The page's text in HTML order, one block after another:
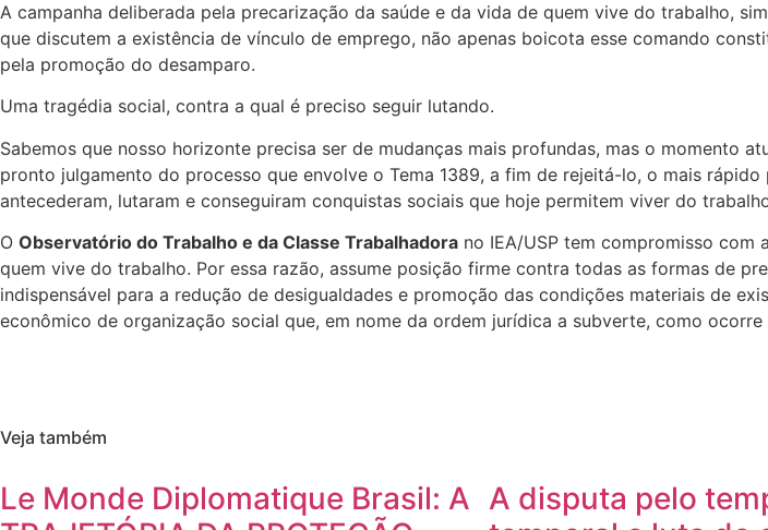
A campanha deliberada pela precarização da saúde e da vida de quem vive do trabalho,
que discutem a existência de vínculo de emprego, não apenas boicota esse comando
pela promoção do desamparo.
Uma tragédia social, contra a qual é preciso seguir lutando.
Sabemos que nosso horizonte precisa ser de mudanças mais profundas, mas o momento
pronto julgamento do processo que envolve o Tema 1389, a fim de rejeitá-lo, o mais
antecederam, lutaram e conseguiram conquistas sociais que hoje permitem viver do
O Observatório do Trabalho e da Classe Trabalhadora no IEA/USP tem compromisso
quem vive do trabalho. Por essa razão, assume posição firme contra todas as formas de
indispensável para a redução de desigualdades e promoção das condições materiais de
econômico de organização social que, em nome da ordem jurídica a subverte, como ocorre
Veja também
Le Monde Diplomatique Brasil: A A disputa pelo